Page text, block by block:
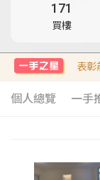
171
買樓
表彰
個人總覽 一手